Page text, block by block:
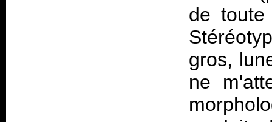
de toute
gros,
ne